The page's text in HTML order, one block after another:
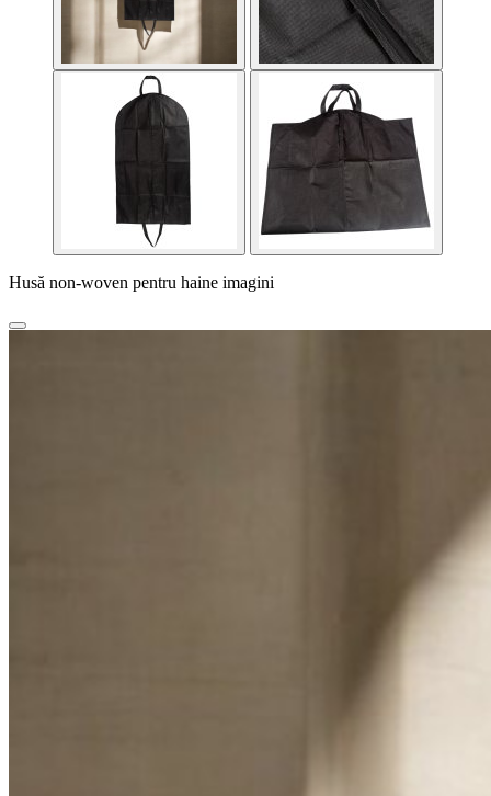
Husă non-woven pentru haine imagini